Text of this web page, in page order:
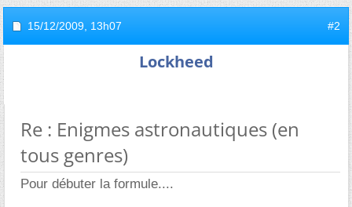
15/12/2009, 13h07 #2
Lockheed
Re : Enigmes astronautiques (en
tous genres)
Pour débuter la formule....